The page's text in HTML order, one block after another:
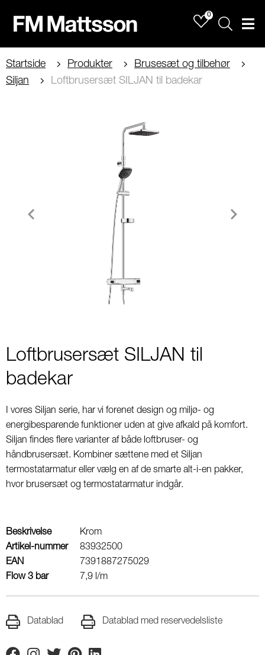
0
Sök
Startside Produkter
Brusesæt og tilbehør
Siljan
Loftbrusersæt SILJAN til badekar
Loftbrusersæt SILJAN til
badekar
I vores Siljan serie, har vi forenet design og miljø- og
energibesparende funktioner uden at give afkald på komfort.
Siljan findes flere varianter af både loftbruser- og
håndbrusersæt. Kombiner sættene med et Siljan
termostatarmatur eller vælg en af de smarte alt-i-en pakker,
hvor brusersæt og termostatarmatur indgår.
Beskrivelse
Krom
Artikel-nummer
83932500
EAN
7391887275029
Flow 3 bar
7,9 l/m
Datablad Datablad med reservedelsliste